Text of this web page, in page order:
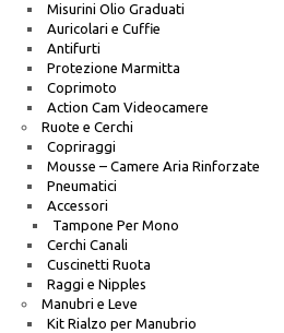
Misurini Olio Graduati
Auricolari e Cuffie
Antifurti
Protezione Marmitta
Coprimoto
Action Cam Videocamere
Ruote e Cerchi
Copriraggi
Mousse – Camere Aria Rinforzate
Pneumatici
Accessori
Tampone Per Mono
Cerchi Canali
Cuscinetti Ruota
Raggi e Nipples
Manubri e Leve
Kit Rialzo per Manubrio